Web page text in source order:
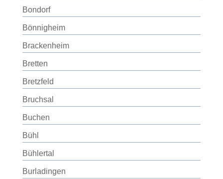
Bondorf
Bönnigheim
Brackenheim
Bretten
Bretzfeld
Bruchsal
Buchen
Bühl
Bühlertal
Burladingen